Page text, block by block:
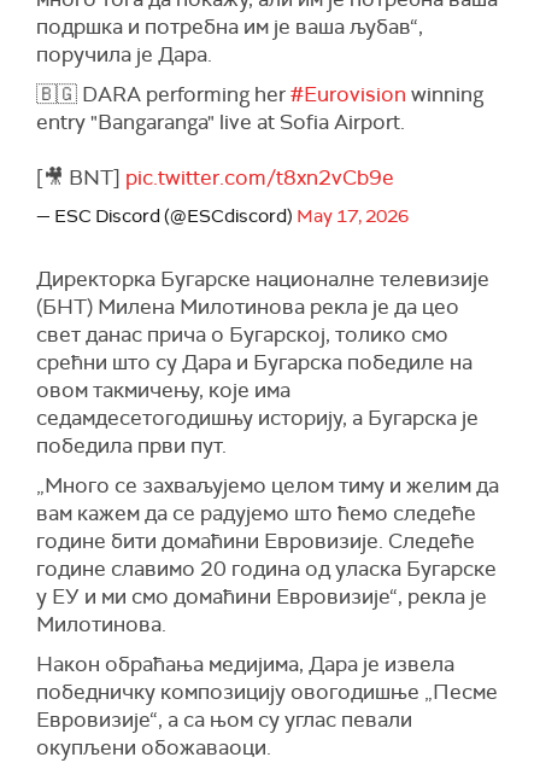
подршка и потребна им је ваша љубав“,
поручила је Дара.
🇧🇬 DARA performing her#Eurovision winning
entry "Bangaranga" live at Sofia Airport.
[🎥 BNT] pic.twitter.com/t8xn2vCb9e
— ESC Discord (@ESCdiscord) May 17, 2026
Директорка Бугарске националне телевизије
(БНТ) Милена Милотинова рекла је да цео
свет данас прича о Бугарској, толико смо
срећни што су Дара и Бугарска победиле на
овом такмичењу, које има
седамдесетогодишњу историју, а Бугарска је
победила први пут.
„Много се захваљујемо целом тиму и желим да
вам кажем да се радујемо што ћемо следеће
године бити домаћини Евровизије. Следеће
године славимо 20 година од уласка Бугарске
у ЕУ и ми смо домаћини Евровизије“, рекла је
Милотинова.
Након обраћања медијима, Дара је извела
победничку композицију овогодишње „Песме
Евровизије“, а са њом су углас певали
окупљени обожаваоци.